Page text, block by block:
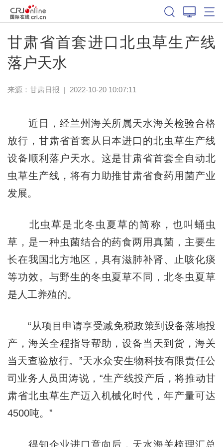
甘肃省首套进口北虫草生产线
落户天水
来源： 甘肃日报 | 2022-10-20 10:07:11
近日，经兰州海关所属天水海关检验合格
放行，甘肃省首套从日本进口的北虫草生产线
设备顺利落户天水。这是甘肃省首套全自动北
虫草生产线，将有力助推甘肃省食药用菌产业
发展。
北虫草是北冬虫夏草的简称，也叫蛹虫
草，是一种虫菌结合的药食两用真菌，主要生
长在我国北方地区，具有滋肺补肾、止咳化痰
等功效。与野生的冬虫夏草不同，北冬虫夏草
是人工养殖的。
“从项目申请享受减免税政策到设备落地投
产，海关全程指导帮助，设备当天到货，海关
当天查验放行。”天水众安生物科技有限责任公
司业务人员田涛说，“生产线投产后，将推动甘
肃省北虫草生产迈入机械化时代，年产量可达
4500吨。”
得知企业进口意向后，天水海关梳理汇总